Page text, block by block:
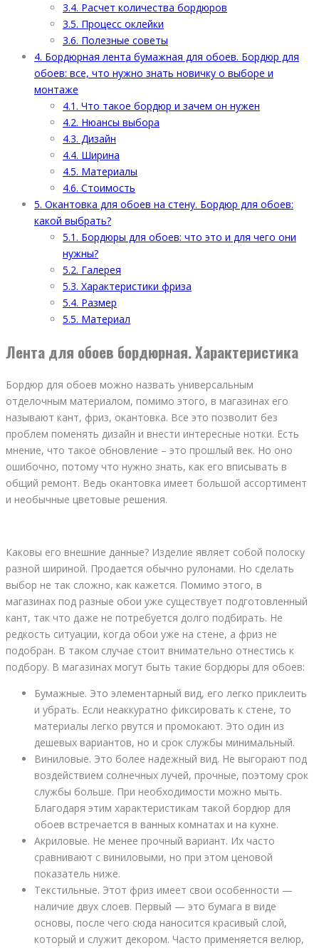
3.4. Расчет количества бордюров
3.5. Процесс оклейки
3.6. Полезные советы
4. Бордюрная лента бумажная для обоев. Бордюр для
обоев: все, что нужно знать новичку о выборе и
монтаже
4.1. Что такое бордюр и зачем он нужен
4.2. Нюансы выбора
4.3. Дизайн
4.4. Ширина
4.5. Материалы
4.6. Стоимость
5. Окантовка для обоев на стену. Бордюр для обоев:
какой выбрать?
5.1. Бордюры для обоев: что это и для чего они
нужны?
5.2. Галерея
5.3. Характеристики фриза
5.4. Размер
5.5. Материал
Лента для обоев бордюрная. Характеристика
Бордюр для обоев можно назвать универсальным
отделочным материалом, помимо этого, в магазинах его
называют кант, фриз, окантовка. Все это позволит без
проблем поменять дизайн и внести интересные нотки. Есть
мнение, что такое обновление – это прошлый век. Но оно
ошибочно, потому что нужно знать, как его вписывать в
общий ремонт. Ведь окантовка имеет большой ассортимент
и необычные цветовые решения.
Каковы его внешние данные? Изделие являет собой полоску
разной шириной. Продается обычно рулонами. Но сделать
выбор не так сложно, как кажется. Помимо этого, в
магазинах под разные обои уже существует подготовленный
кант, так что даже не потребуется долго подбирать. Не
редкость ситуации, когда обои уже на стене, а фриз не
подобран. В таком случае стоит внимательно отнестись к
подбору. В магазинах могут быть такие бордюры для обоев:
Бумажные. Это элементарный вид, его легко приклеить
и убрать. Если неаккуратно фиксировать к стене, то
материалы легко рвутся и промокают. Это один из
дешевых вариантов, но и срок службы минимальный.
Виниловые. Это более надежный вид. Не выгорают под
воздействием солнечных лучей, прочные, поэтому срок
службы больше. При необходимости можно мыть.
Благодаря этим характеристикам такой бордюр для
обоев встречается в ванных комнатах и на кухне.
Акриловые. Не менее прочный вариант. Их часто
сравнивают с виниловыми, но при этом ценовой
показатель ниже.
Текстильные. Этот фриз имеет свои особенности —
наличие двух слоев. Первый — это бумага в виде
основы, после чего сюда наносится красивый слой,
который и служит декором. Часто применяется велюр,